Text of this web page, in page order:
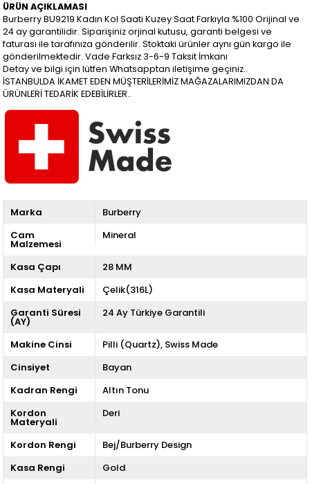
ÜRÜN AÇIKLAMASI
Burberry BU9219 Kadın Kol Saati Kuzey Saat Farkıyla %100 Orijinal ve
24 ay garantilidir. Siparişiniz orjinal kutusu, garanti belgesi ve
faturası ile tarafınıza gönderilir. Stoktaki ürünler aynı gün kargo ile
gönderilmektedir. Vade Farksız 3-6-9 Taksit İmkanı
Detay ve bilgi için lütfen Whatsapptan iletişime geçiniz..
İSTANBULDA İKAMET EDEN MÜŞTERİLERİMİZ MAĞAZALARIMIZDAN DA
ÜRÜNLERİ TEDARİK EDEBİLİRLER..
Marka
Burberry
Cam
Malzemesi
Mineral
Kasa Çapı
28 MM
Kasa Materyali
Çelik(316L)
Garanti Süresi
(AY)
24 Ay Türkiye Garantili
Makine Cinsi Pilli (Quartz) Swiss Made
Cinsiyet
Bayan
Kadran Rengi
Altın Tonu
Kordon
Materyali
Deri
Kordon Rengi
Bej/Burberry Design
Kasa Rengi
Gold